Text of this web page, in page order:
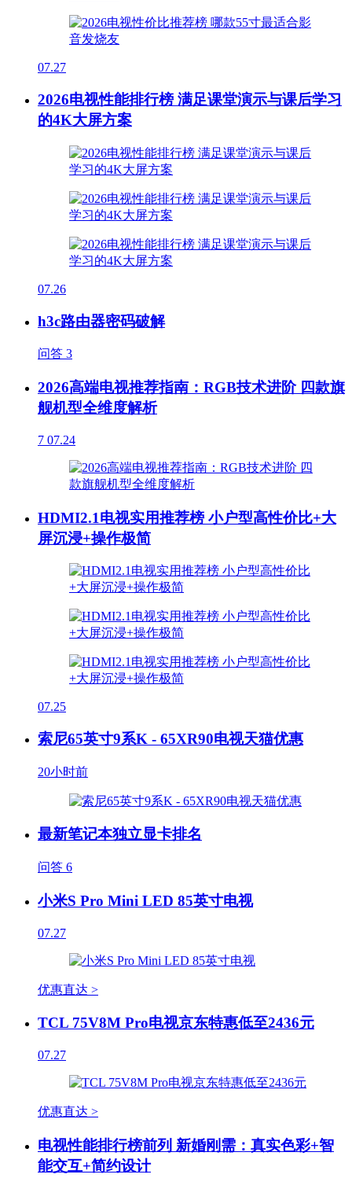
07.27
2026电视性能排行榜 满足课堂演示与课后学习
的4K大屏方案
07.26
h3c路由器密码破解
问答 3
2026高端电视推荐指南：RGB技术进阶 四款旗
舰机型全维度解析
7 07.24
HDMI2.1电视实用推荐榜 小户型高性价比+大
屏沉浸+操作极简
07.25
索尼65英寸9系K - 65XR90电视天猫优惠
20小时前
最新笔记本独立显卡排名
问答 6
小米S Pro Mini LED 85英寸电视
07.27
优惠直达 >
TCL 75V8M Pro电视京东特惠低至2436元
07.27
优惠直达 >
电视性能排行榜前列 新婚刚需：真实色彩+智
能交互+简约设计